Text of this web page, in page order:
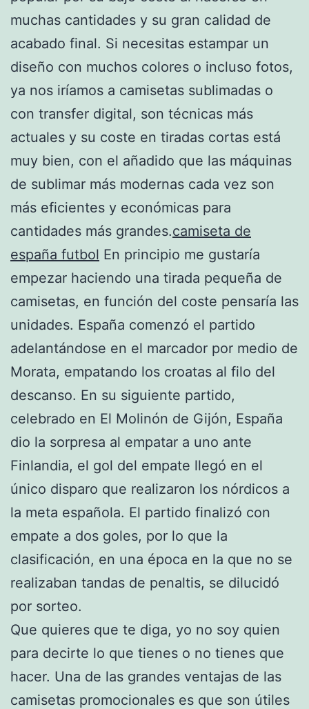
muchas cantidades y su gran calidad de
acabado final. Si necesitas estampar un
diseño con muchos colores o incluso fotos,
ya nos iríamos a camisetas sublimadas o
con transfer digital, son técnicas más
actuales y su coste en tiradas cortas está
muy bien, con el añadido que las máquinas
de sublimar más modernas cada vez son
más eficientes y económicas para
cantidades más grandes.camiseta de
españa futbol En principio me gustaría
empezar haciendo una tirada pequeña de
camisetas, en función del coste pensaría las
unidades. España comenzó el partido
adelantándose en el marcador por medio de
Morata, empatando los croatas al filo del
descanso. En su siguiente partido,
celebrado en El Molinón de Gijón, España
dio la sorpresa al empatar a uno ante
Finlandia, el gol del empate llegó en el
único disparo que realizaron los nórdicos a
la meta española. El partido finalizó con
empate a dos goles, por lo que la
clasificación, en una época en la que no se
realizaban tandas de penaltis, se dilucidó
por sorteo.
Que quieres que te diga, yo no soy quien
para decirte lo que tienes o no tienes que
hacer. Una de las grandes ventajas de las
camisetas promocionales es que son útiles